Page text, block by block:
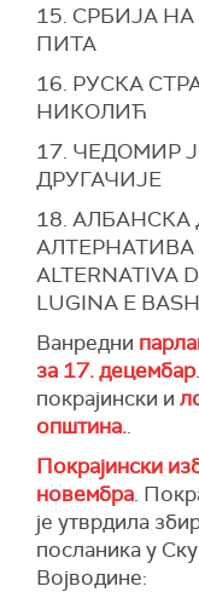
15. СРБИЈА
ПИТА
16. РУСКА
НИКОЛИЋ
17. ЧЕДОМИР
ДРУГАЧИЈЕ
18.
ALTERNATIVA
LUGINA E
Ванредни
за 17. децембар
покрајински и
општина..
Покрајински
новембра.
је утврдила
посланика у
Војводине: